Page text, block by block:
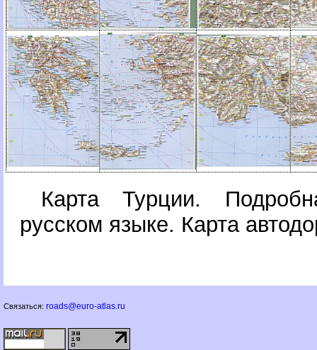
Карта Турции.
русском языке. Карта
Связаться: roads@euro-atlas.ru